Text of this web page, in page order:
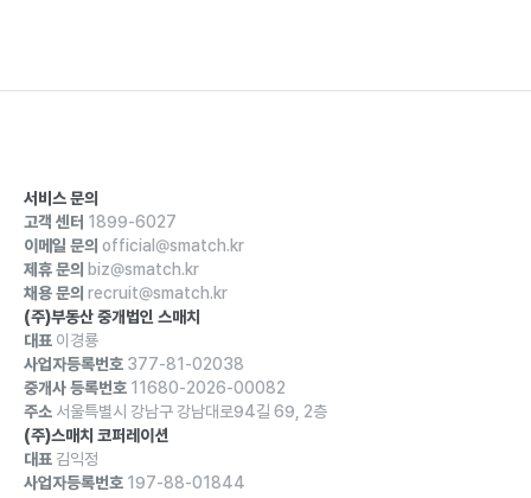
서비스 문의
고객 센터 1899-6027
이메일 문의 official@smatch.kr
제휴 문의 biz@smatch.kr
채용 문의 recruit@smatch.kr
(주)부동산 중개법인 스매치
대표 이경룡
사업자등록번호 377-81-02038
중개사 등록번호 11680-2026-00082
주소 서울특별시 강남구 강남대로94길 69, 2층
(주)스매치 코퍼레이션
대표 김익정
사업자등록번호 197-88-01844